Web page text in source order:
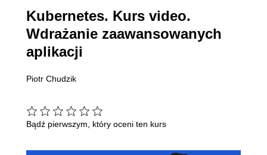
Kubernetes. Kurs video.
Wdrażanie zaawansowanych
aplikacji
Piotr Chudzik
Bądź pierwszym, który oceni ten kurs